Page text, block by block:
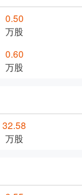
0.50
万股
0.60
万股
32.58
万股